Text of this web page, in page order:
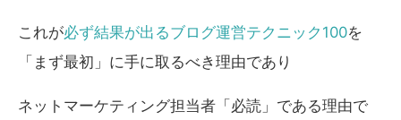
これが必ず結果が出るブログ運営テクニック100を
「まず最初」に手に取るべき理由であり
ネットマーケティング担当者「必読」である理由で